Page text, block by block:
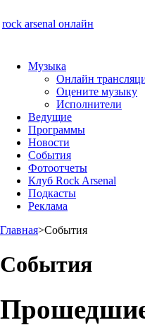
rock arsenal онлайн
Музыка
Онлайн
Оцените музыку
Исполнители
Ведущие
Программы
Новости
События
Фотоотчеты
Клуб Rock Arsenal
Подкасты
Реклама
Главная>События
События